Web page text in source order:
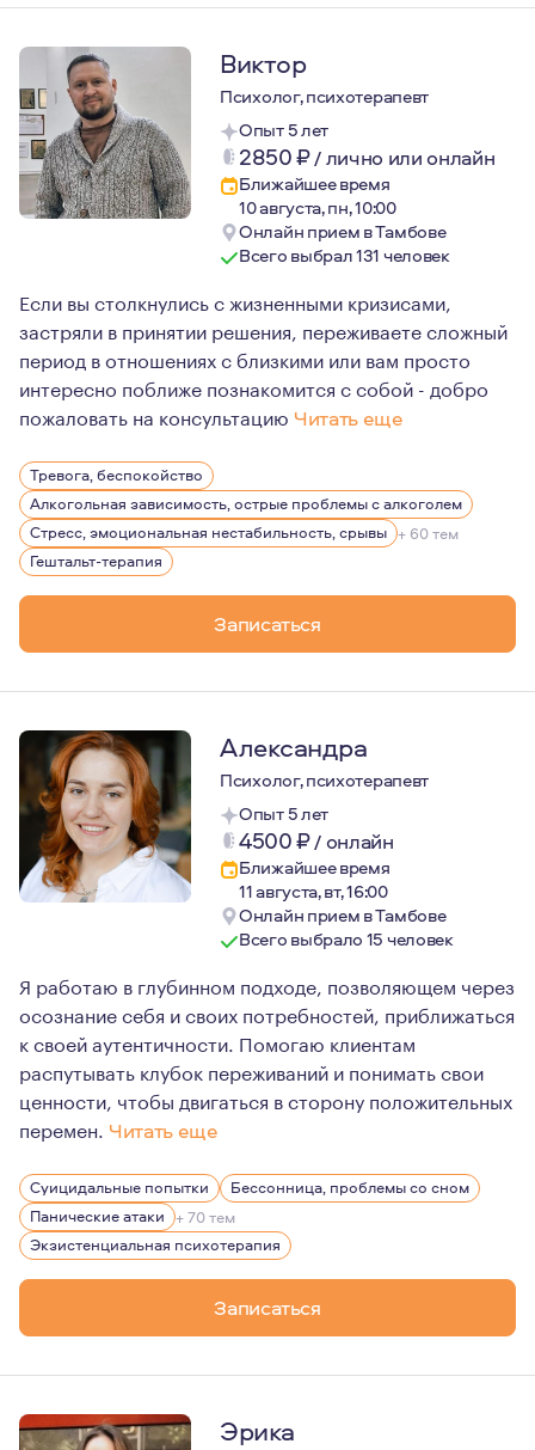
Виктор
Психолог, психотерапевт
Опыт 5 лет
2850₽/лично или онлайн
Ближайшее время
10 августа, пн, 10:00
Онлайн прием в Тамбове
Всего выбрал 131 человек
Если вы столкнулись с жизненными кризисами,
застряли в принятии решения, переживаете сложный
период в отношениях с близкими или вам просто
интересно поближе познакомится с собой - добро
пожаловать на консультацию Читать еще
В работе психолога, психотерапевта наиболее
Честность, выстраивание доверительных,
Тревога, беспокойство
Алкогольная зависимость, острые проблемы с алкоголем
Стресс, эмоциональная нестабильность, срывы + 60 тем
Гештальт-терапия
Записаться
Александра
Психолог, психотерапевт
Опыт 5 лет
4500₽/ онлайн
Ближайшее время
11 августа, вт, 16:00
Онлайн прием в Тамбове
Всего выбрало 15 человек
Я работаю в глубинном подходе, позволяющем через
осознание себя и своих потребностей, приближаться
к своей аутентичности. Помогаю клиентам
распутывать клубок переживаний и понимать свои
ценности, чтобы двигаться в сторону положительных
перемен. Читать еще
Я очень люблю психотерапевтическую работу и ценю
Я строго соблюдаю этику, постоянно повышаю свою
Мой личный опыт психотерапии составляет более
А ещё я очень люблю больших собак и начинала
Суицидальные попытки
Бессонница, проблемы со сном
Панические атаки + 70 тем
Экзистенциальная психотерапия
Записаться
Эрика